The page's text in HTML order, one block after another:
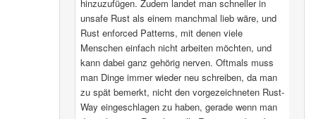
hinzuzufügen. Zudem landet man schneller in
unsafe Rust als einem manchmal lieb wäre, und
Rust enforced Patterns, mit denen viele
Menschen einfach nicht arbeiten möchten, und
kann dabei ganz gehörig nerven. Oftmals muss
man Dinge immer wieder neu schreiben, da man
zu spät bemerkt, nicht den vorgezeichneten Rust-
Way eingeschlagen zu haben, gerade wenn man